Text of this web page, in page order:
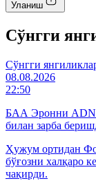
Уланиш
Cўнгги
Cўнгги
08.08.2026
22:50
БАА Эронни
билан зарба
Ҳужум ортидан
бўғозни халқаро
чақирди.